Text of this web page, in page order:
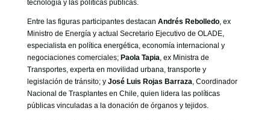
tecnología y las políticas públicas.
Entre las figuras participantes destacan Andrés Rebolledo, ex
Ministro de Energía y actual Secretario Ejecutivo de OLADE,
especialista en política energética, economía internacional y
negociaciones comerciales; Paola Tapia, ex Ministra de
Transportes, experta en movilidad urbana, transporte y
legislación de tránsito; y José Luis Rojas Barraza, Coordinador
Nacional de Trasplantes en Chile, quien lidera las políticas
públicas vinculadas a la donación de órganos y tejidos.